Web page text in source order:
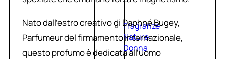
Fragranze
Nature
Donna
Nato dall’estro creativo di Daphné Bugey,
Parfumeur del firmamento internazionale,
questo profumo è dedicata all’uomo